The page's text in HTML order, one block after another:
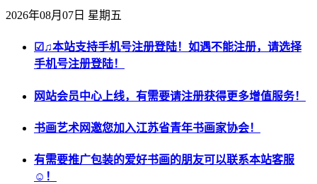
2026年08月07日 星期五
☑♫本站支持手机号注册登陆！如遇不能注册，请选择
手机号注册登陆！
网站会员中心上线，有需要请注册获得更多增值服务！
书画艺术网邀您加入江苏省青年书画家协会！
有需要推广包装的爱好书画的朋友可以联系本站客服
☺！